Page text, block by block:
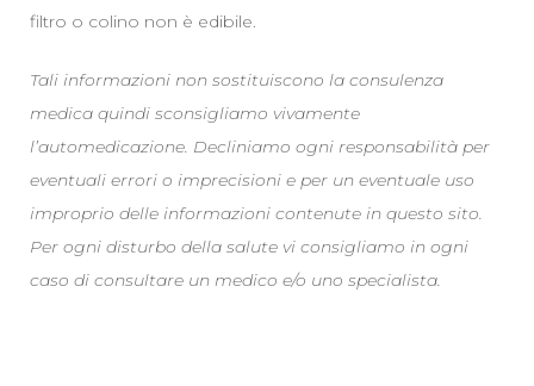
filtro o colino non è edibile.
Tali informazioni non sostituiscono la consulenza
medica quindi sconsigliamo vivamente
l’automedicazione. Decliniamo ogni responsabilità per
eventuali errori o imprecisioni e per un eventuale uso
improprio delle informazioni contenute in questo sito.
Per ogni disturbo della salute vi consigliamo in ogni
caso di consultare un medico e/o uno specialista.